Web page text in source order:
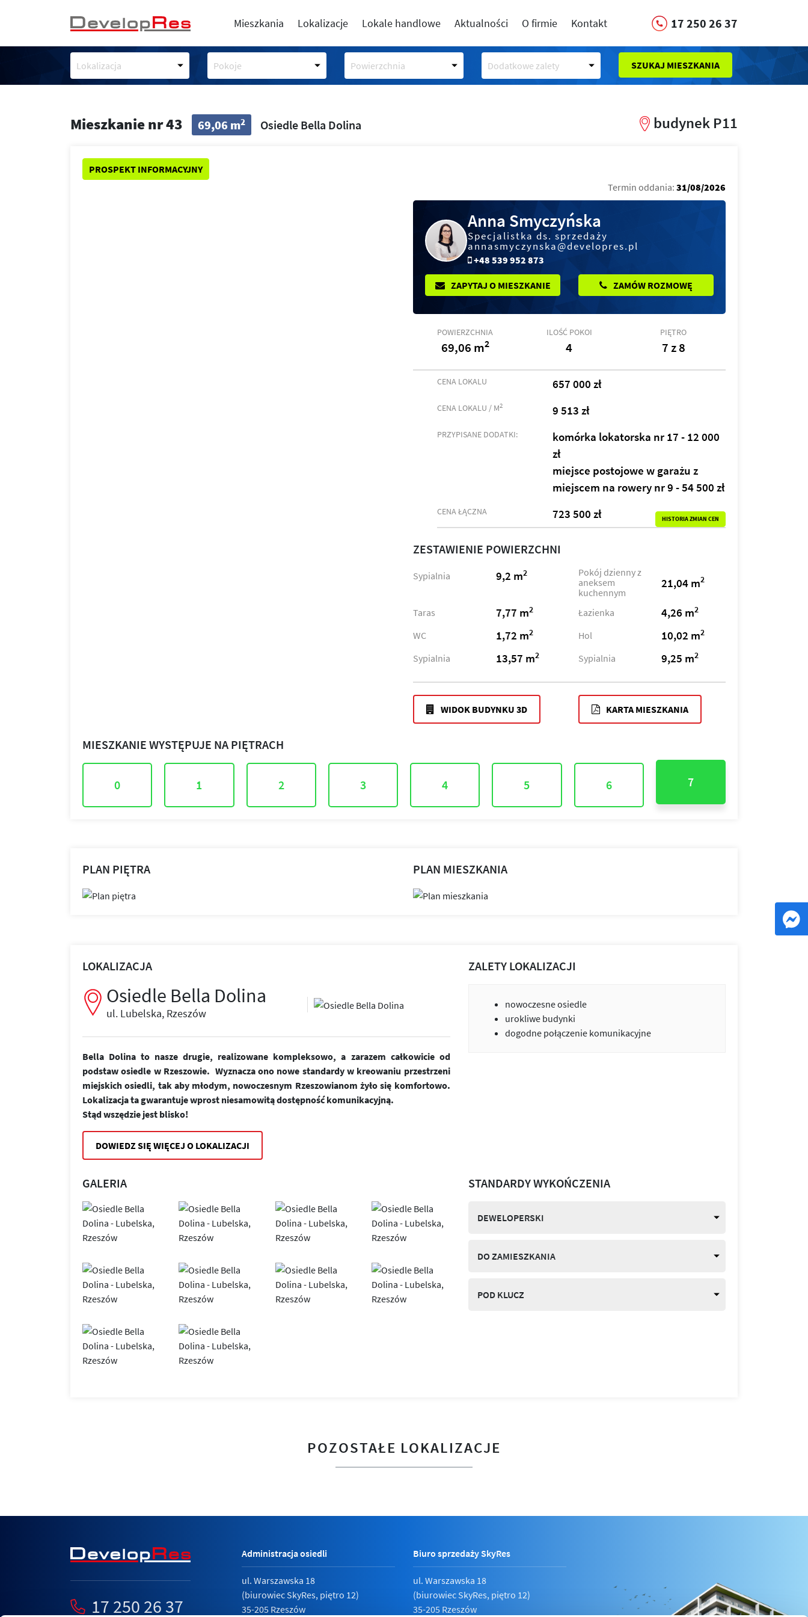
Mieszkania Lokalizacje Lokale handlowe Aktualności O firmie Kontakt 17 250 26 37
Lokalizacja Pokoje Powierzchnia Dodatkowe zalety SZUKAJ MIESZKANIA
Mieszkanie nr 43 69,06 m2 Osiedle Bella Dolina budynek P11
PROSPEKT INFORMACYJNY
Termin oddania: 31/08/2026
Anna Smyczyńska
Specjalistka ds. sprzedaży
annasmyczynska@developres.pl
+48 539 952 873
ZAPYTAJ O MIESZKANIE ZAMÓW ROZMOWĘ
POWIERZCHNIA
69,06 m2
ILOŚĆ POKOI
4
PIĘTRO
7 z 8
CENA LOKALU 657 000 zł
CENA LOKALU / M2 9 513 zł
PRZYPISANE DODATKI:
komórka lokatorska nr 17 - 12 000
zł
miejsce postojowe w garażu z
miejscem na rowery nr 9 - 54 500 zł
CENA ŁĄCZNA 723 500 zł HISTORIA ZMIAN CEN
ZESTAWIENIE POWIERZCHNI
Sypialnia 9,2 m2
Pokój dzienny z
aneksem
kuchennym
21,04 m2
Taras 7,77 m2 Łazienka 4,26 m2
WC 1,72 m2 Hol 10,02 m2
Sypialnia 13,57 m2 Sypialnia 9,25 m2
WIDOK BUDYNKU 3D KARTA MIESZKANIA
MIESZKANIE WYSTĘPUJE NA PIĘTRACH
0 1 2 3 4 5 6 7
PLAN PIĘTRA PLAN MIESZKANIA
LOKALIZACJA
Osiedle Bella Dolina
ul. Lubelska, Rzeszów
Bella Dolina to nasze drugie, realizowane kompleksowo, a zarazem całkowicie od
podstaw osiedle w Rzeszowie. Wyznacza ono nowe standardy w kreowaniu przestrzeni
miejskich osiedli, tak aby młodym, nowoczesnym Rzeszowianom żyło się komfortowo.
Lokalizacja ta gwarantuje wprost niesamowitą dostępność komunikacyjną.
Stąd wszędzie jest blisko!
DOWIEDZ SIĘ WIĘCEJ O LOKALIZACJI
ZALETY LOKALIZACJI
nowoczesne osiedle
urokliwe budynki
dogodne połączenie komunikacyjne
GALERIA STANDARDY WYKOŃCZENIA
DEWELOPERSKI
DO ZAMIESZKANIA
POD KLUCZ
POZOSTAŁE LOKALIZACJE
17 250 26 37
Administracja osiedli
ul. Warszawska 18
(biurowiec SkyRes, piętro 12)
35-205 Rzeszów
Biuro sprzedaży SkyRes
ul. Warszawska 18
(biurowiec SkyRes, piętro 12)
35-205 Rzeszów